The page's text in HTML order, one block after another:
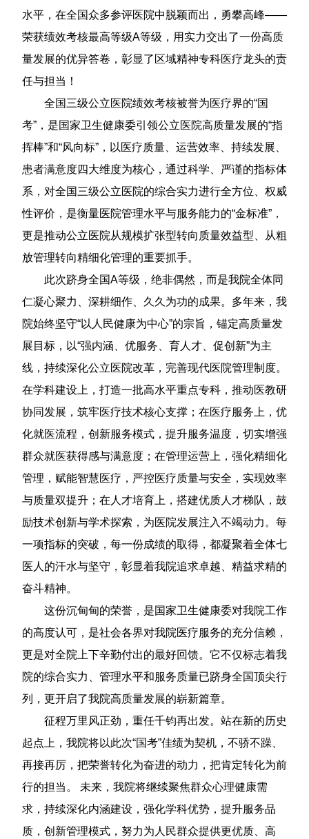
水平，在全国众多参评医院中脱颖而出，勇攀高峰——
荣获绩效考核最高等级A等级，用实力交出了一份高质
量发展的优异答卷，彰显了区域精神专科医疗龙头的责
任与担当！
全国三级公立医院绩效考核被誉为医疗界的“国
考”，是国家卫生健康委引领公立医院高质量发展的“指
挥棒”和“风向标”，以医疗质量、运营效率、持续发展、
患者满意度四大维度为核心，通过科学、严谨的指标体
系，对全国三级公立医院的综合实力进行全方位、权威
性评价，是衡量医院管理水平与服务能力的“金标准”，
更是推动公立医院从规模扩张型转向质量效益型、从粗
放管理转向精细化管理的重要抓手。
此次跻身全国A等级，绝非偶然，而是我院全体同
仁凝心聚力、深耕细作、久久为功的成果。多年来，我
院始终坚守“以人民健康为中心”的宗旨，锚定高质量发
展目标，以“强内涵、优服务、育人才、促创新”为主
线，持续深化公立医院改革，完善现代医院管理制度。
在学科建设上，打造一批高水平重点专科，推动医教研
协同发展，筑牢医疗技术核心支撑；在医疗服务上，优
化就医流程，创新服务模式，提升服务温度，切实增强
群众就医获得感与满意度；在管理运营上，强化精细化
管理，赋能智慧医疗，严控医疗质量与安全，实现效率
与质量双提升；在人才培育上，搭建优质人才梯队，鼓
励技术创新与学术探索，为医院发展注入不竭动力。每
一项指标的突破，每一份成绩的取得，都凝聚着全体七
医人的汗水与坚守，彰显着我院追求卓越、精益求精的
奋斗精神。
这份沉甸甸的荣誉，是国家卫生健康委对我院工作
的高度认可，是社会各界对我院医疗服务的充分信赖，
更是对全院上下辛勤付出的最好回馈。它不仅标志着我
院的综合实力、管理水平和服务质量已跻身全国顶尖行
列，更开启了我院高质量发展的崭新篇章。
征程万里风正劲，重任千钧再出发。站在新的历史
起点上，我院将以此次“国考”佳绩为契机，不骄不躁、
再接再厉，把荣誉转化为奋进的动力，把肯定转化为前
行的担当。 未来，我院将继续聚焦群众心理健康需
求，持续深化内涵建设，强化学科优势，提升服务品
质，创新管理模式，努力为人民群众提供更优质、高